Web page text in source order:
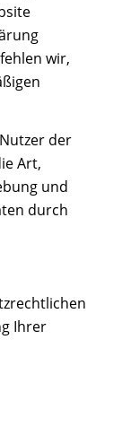
wir,
der
Art,
und
durch
Ihrer